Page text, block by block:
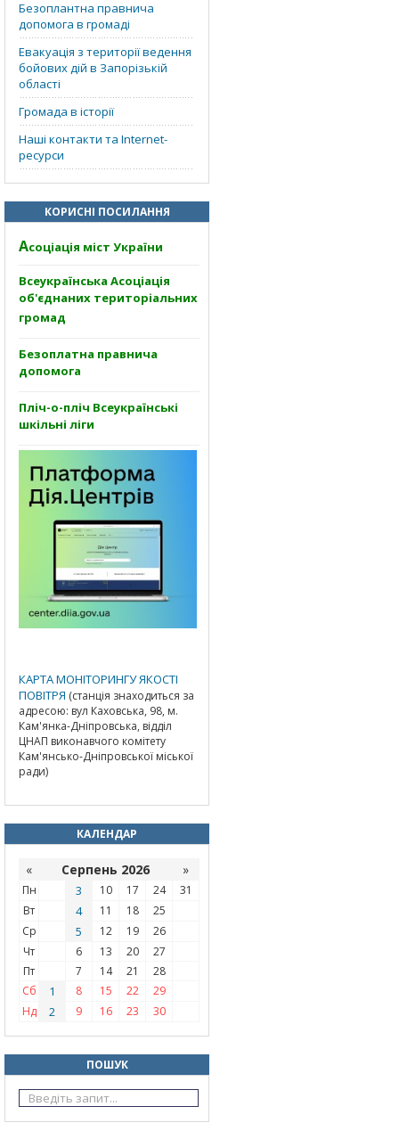
Безоплантна правнича
допомога в громаді
Евакуація з території ведення
бойових дій в Запорізькій
області
Громада в історії
Наші контакти та Internet-
ресурси
КОРИСНІ ПОСИЛАННЯ
Асоціація міст України
Всеукраїнська Асоціація
об'єднаних територіальних
громад
Безоплатна правнича
допомога
Пліч-о-пліч Всеукраїнські
шкільні ліги
КАРТА МОНІТОРИНГУ ЯКОСТІ
ПОВІТРЯ (станція знаходиться за
адресою: вул Каховська, 98, м.
Кам'янка-Дніпровська, відділ
ЦНАП виконавчого комітету
Кам'янсько-Дніпровської міської
ради)
КАЛЕНДАР
« Серпень 2026 »
Пн 3 10 17 24
31
Вт
4 11 18
25
Ср
5 12 19
26
Чт
6 13 20
27
Пт
7 14 21
28
Сб
1 8 15 22
29
Нд
2 9 16 23 30
ПОШУК